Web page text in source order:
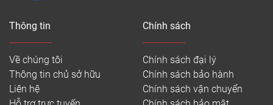
Thông tin
Về chúng tôi
Thông tin chủ sở hữu
Liên hệ
Chính sách
Chính sách đại lý
Chính sách bảo hành
Chính sách vận chuyển